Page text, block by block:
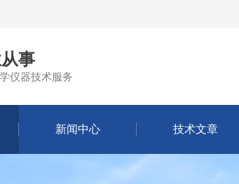
事
仪器技术服务
新闻中心 技术文章